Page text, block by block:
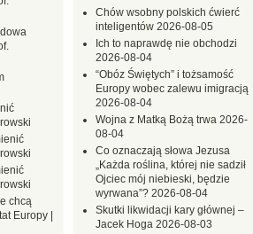
Chów wsobny polskich ćwierć
inteligentów 2026-08-05
Ich to naprawdę nie obchodzi
2026-08-04
“Obóz Świętych” i tożsamość
Europy wobec zalewu imigracją
2026-08-04
Wojna z Matką Bożą trwa 2026-
08-04
Co oznaczają słowa Jezusa
„Każda roślina, której nie sadził
Ojciec mój niebieski, będzie
wyrwana”? 2026-08-04
Skutki likwidacji kary głównej –
Jacek Hoga 2026-08-03
chcą
Europy |